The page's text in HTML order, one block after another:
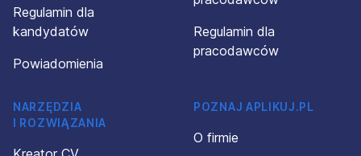
Regulamin dla
kandydatów
Powiadomienia
Regulamin dla
pracodawców
NARZĘDZIA
I ROZWIĄZANIA
POZNAJ APLIKUJ.PL
O firmie